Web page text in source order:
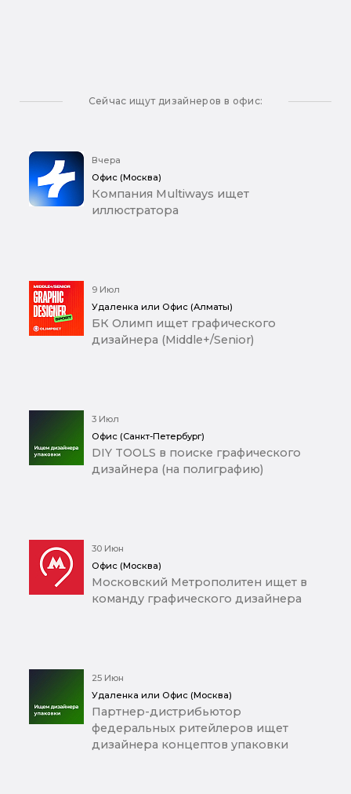
Сейчас ищут дизайнеров в офис:
Вчера
Офис (Москва)
Компания Multiways ищет
иллюстратора
9 Июл
Удаленка или Офис (Алматы)
БК Олимп ищет графического
дизайнера (Middle+/Senior)
3 Июл
Офис (Санкт-Петербург)
DIY TOOLS в поиске графического
дизайнера (на полиграфию)
30 Июн
Офис (Москва)
Московский Метрополитен ищет в
команду графического дизайнера
25 Июн
Удаленка или Офис (Москва)
Партнер-дистрибьютор
федеральных ритейлеров ищет
дизайнера концептов упаковки